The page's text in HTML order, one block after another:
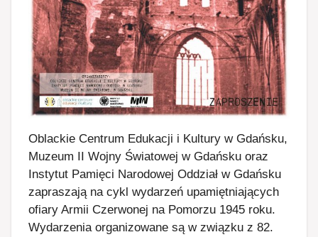
Oblackie Centrum Edukacji i Kultury w Gdańsku,
Muzeum II Wojny Światowej w Gdańsku oraz
Instytut Pamięci Narodowej Oddział w Gdańsku
zapraszają na cykl wydarzeń upamiętniających
ofiary Armii Czerwonej na Pomorzu 1945 roku.
Wydarzenia organizowane są w związku z 82.